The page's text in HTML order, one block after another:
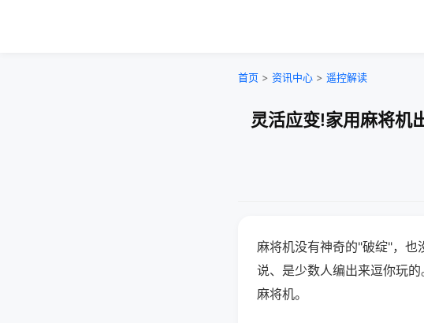
首页 > 资讯中心 > 遥控解读
灵活应变!家用麻将机
麻将机没有神奇的"破绽"，也
说、是少数人编出来逗你玩
麻将机。